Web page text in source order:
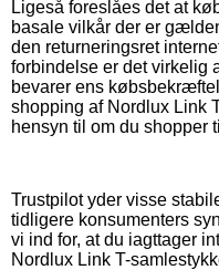
Ligeså foreslåes det at
basale vilkår der er
den returneringsret
forbindelse er det virkelig
bevarer ens
shopping af Nordlux Link
hensyn til om du shopper
Trustpilot yder visse
tidligere konsumenters
vi ind for, at du iagttager
Nordlux Link T-